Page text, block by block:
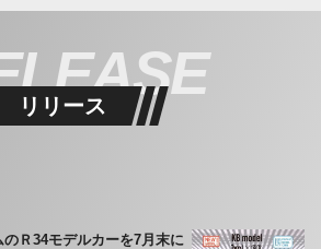
リリース
Ｒ34モデルカーを7月末に